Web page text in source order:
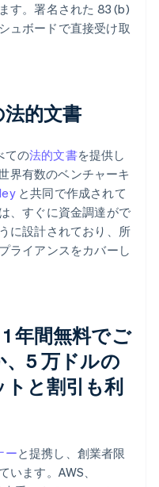
す。署名された 83 (b)
ュボードで直接受け取
的文書
ての法的文書を提供し
界有数のベンチャーキ
と共同で作成されて
、すぐに資金調達がで
に設計されており、所
ライアンスをカバーし
年間無料でご
5 万ドルの
と割引も利
ーと提携し、創業者限
ます。AWS、